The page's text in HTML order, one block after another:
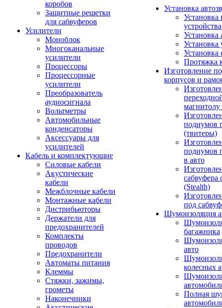
коробов
Защитные решетки
для сабвуферов
Усилители
Моноблок
Многоканальные
усилители
Процессоры
Процессорные
усилители
Преобразователь
аудиосигнала
Вольтметры
Автомобильные
конденсаторы
Аксессуары для
усилителей
Кабель и комплектующие
Силовые кабели
Акустические
кабели
Межблочные кабели
Монтажные кабели
Дистрибьюторы
Держатели для
предохранителей
Комплекты
проводов
Предохранители
Автоматы питания
Клеммы
Стяжки, зажимы,
грометы
Наконечники
Установка
Установка
устройства
Установка
Установка
Установка
Протяжка
Изготовление
корпусов и
подиумов
(твитеры)
подиумов
в авто
сабвуфера
(Stealth)
под
Шумоизоляция
багажника
авто
колесных
Полная